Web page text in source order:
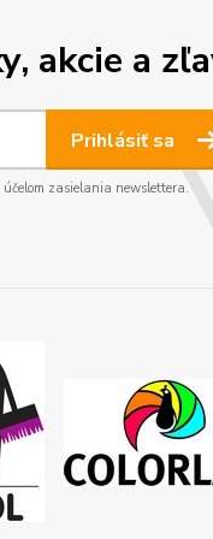
akcie a
Prihlásiť sa
účelom zasielania newslettera.